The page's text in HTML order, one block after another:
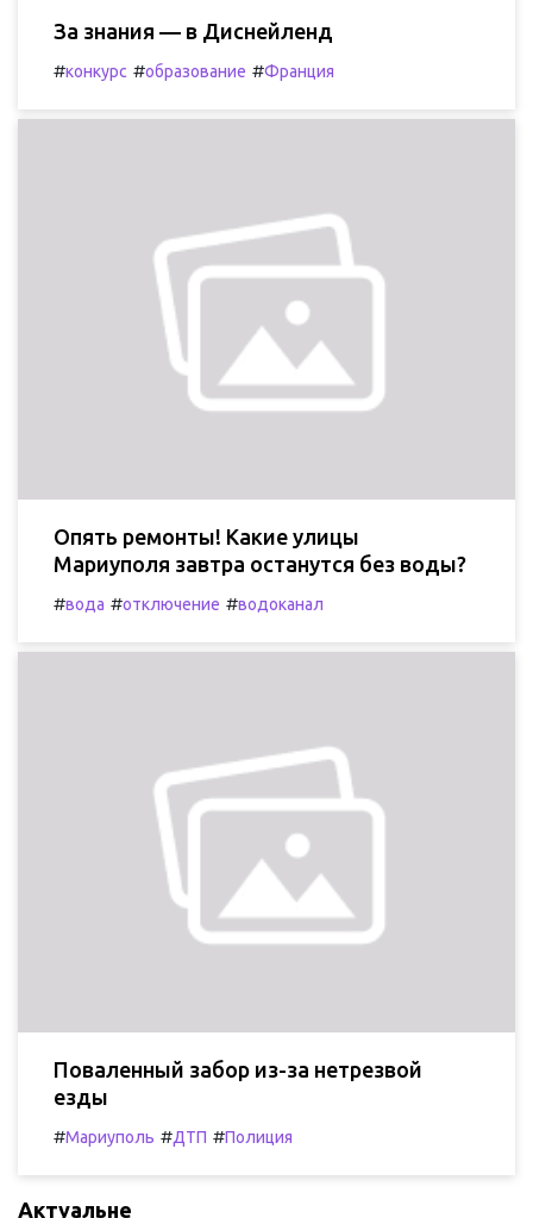
За знания — в Диснейленд
#конкурс #образование #Франция
Опять ремонты! Какие улицы
Мариуполя завтра останутся без воды?
#вода #отключение #водоканал
Поваленный забор из-за нетрезвой
езды
#Мариуполь #ДТП #Полиция
Актуальне